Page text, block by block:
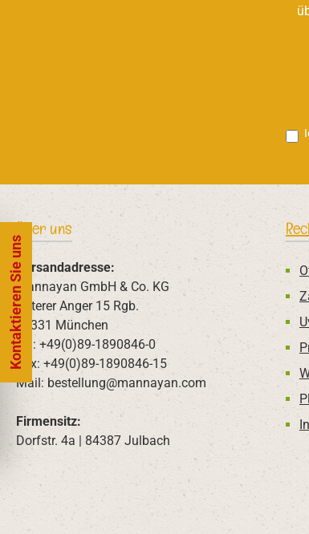
Über uns
Versandadresse:
Mannayan GmbH & Co. KG
Unterer Anger 15 Rgb.
80331 München
Tel: +49(0)89-1890846-0
Fax: +49(0)89-1890846-15
Mail: bestellung@mannayan.com
Firmensitz:
Dorfstr. 4a | 84387 Julbach
Kontaktieren Sie uns